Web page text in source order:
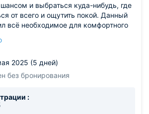
шансом и выбраться куда-нибудь, где
от всего и ощутить покой. Данный
всё необходимое для комфортного
персонал. Процедуры оказались
здесь снова станет нашей
2025 (5 дней)
без бронирования
: